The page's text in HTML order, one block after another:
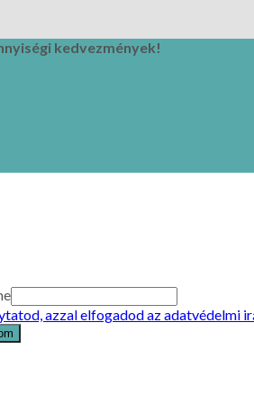
kedvezmények!
azzal elfogadod az adatvédelmi